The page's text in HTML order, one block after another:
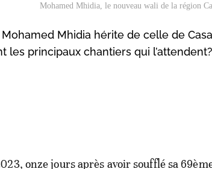
Mohamed Mhidia, le nouveau wali de la région
Mhidia hérite de celle de
les principaux chantiers qui
onze jours après avoir soufflé sa